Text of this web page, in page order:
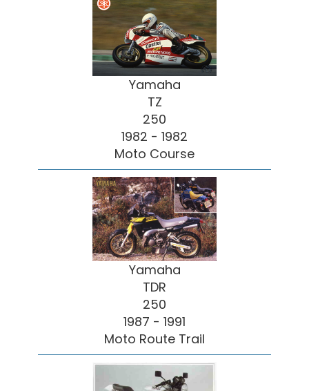
Yamaha
TZ
250
1982 - 1982
Moto Course
Yamaha
TDR
250
1987 - 1991
Moto Route Trail